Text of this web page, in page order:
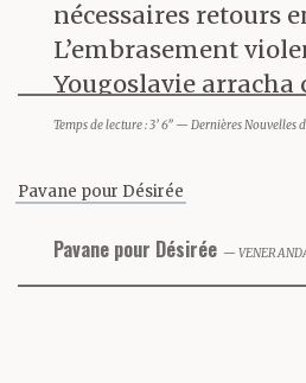
nécessaires retours
L’embrasement
Yougoslavie arracha
vie« normale », la
quasi systématiques
écriture peut
réalités-là ? Que
Temps de lecture : 3’ 6” — Dernières Nouvelles
Pavane pour Désirée
Pavane pour Désirée